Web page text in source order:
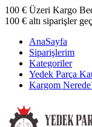
100 € Üzeri Kargo
100 € altı siparişler
AnaSayfa
Siparişlerim
Kategoriler
Yedek Parça
Kargom